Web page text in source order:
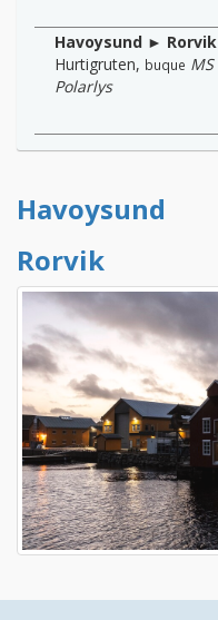
Havoysund ► Rorvik
Hurtigruten, buque MS
Polarlys
Havoysund
Rorvik